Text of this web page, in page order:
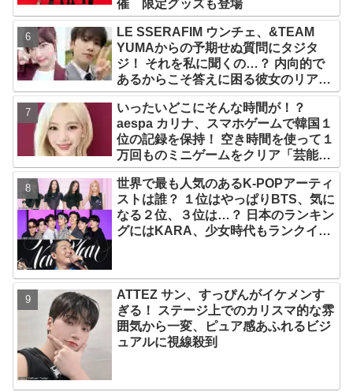
催 限定グッズも登場
LE SSERAFIM ウンチェ、&TEAM
YUMAからの予期せぬ質問にタジタ
ジ！ それを私に聞くの…？ 内向的で
あるからこそ答えに困る彼女のリアク
ションがかわいすぎる
いったいどこにそんな時間が！？
aespa カリナ、スマホゲームで韓国１
位の記録を保持！ 空き時間を使って１
万回ものミニゲームをクリア「芸能人
たちが時間がないと言っているのは全
部嘘」
世界で最も人気のあるK-POPアーティ
ストは誰？ １位はやっぱりBTS、気に
なる２位、３位は…？ 日本のランキン
グにはKARA、少女時代もランクイ
ATTEZ サン、すっぴんがイケメンす
ぎる！ ステージ上でのカリスマ的な雰
囲気から一変、ピュア感あふれるビジ
ュアルに視線殺到